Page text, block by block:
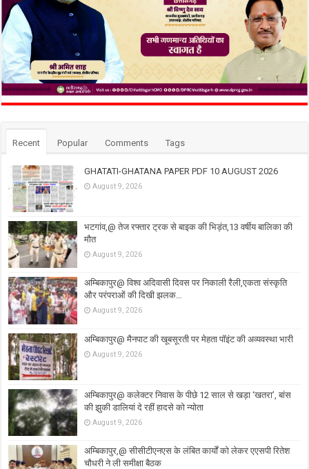
Recent Popular Comments Tags
GHATATI-GHATANA PAPER PDF 10 AUGUST 2026
August 9, 2026
भटगांव,@ तेज रफ्तार ट्रक से बाइक की भिड़ंत,13 वर्षीय बालिका की
मौत
August 9, 2026
अम्बिकापुर@ विश्व अदिवासी दिवस पर निकाली रैली,एकता संस्कृति
और परंपराओं की दिखी झलक…
August 9, 2026
अम्बिकापुर@ मैनपाट की खूबसूरती पर मेहता पॉइंट की अव्यवस्था भारी
August 9, 2026
अम्बिकापुर@ कलेक्टर निवास के पीछे 12 साल से खड़ा ‘खतरा’, बांस
की झुकी डालियां दे रहीं हादसे को न्योता
August 9, 2026
अम्बिकापुर,@ सीसीटीएनएस के लंबित कार्यों को लेकर एएसपी रितेश
चौधरी ने ली समीक्षा बैठक